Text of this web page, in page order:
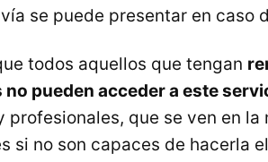
se puede presentar en caso
todos aquellos que tengan
pueden acceder a este
profesionales, que se ven en
si no son capaces de hacerla